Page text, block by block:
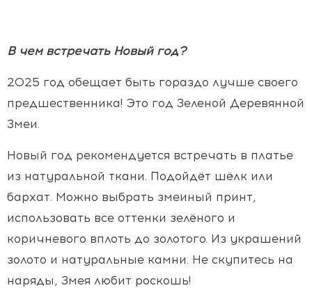
В чем встречать Новый год?
2025 год обещает быть гораздо лучше своего
предшественника! Это год Зеленой Деревянной
Змеи.
Новый год рекомендуется встречать в платье
из натуральной ткани. Подойдёт шёлк или
бархат. Можно выбрать змеиный принт,
использовать все оттенки зелёного и
коричневого вплоть до золотого. Из украшений
золото и натуральные камни. Не скупитесь на
наряды, Змея любит роскошь!